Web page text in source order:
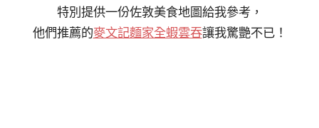
特別提供一份佐敦美食地圖給我參考，
他們推薦的麥文記麵家全蝦雲吞讓我驚艷不已！